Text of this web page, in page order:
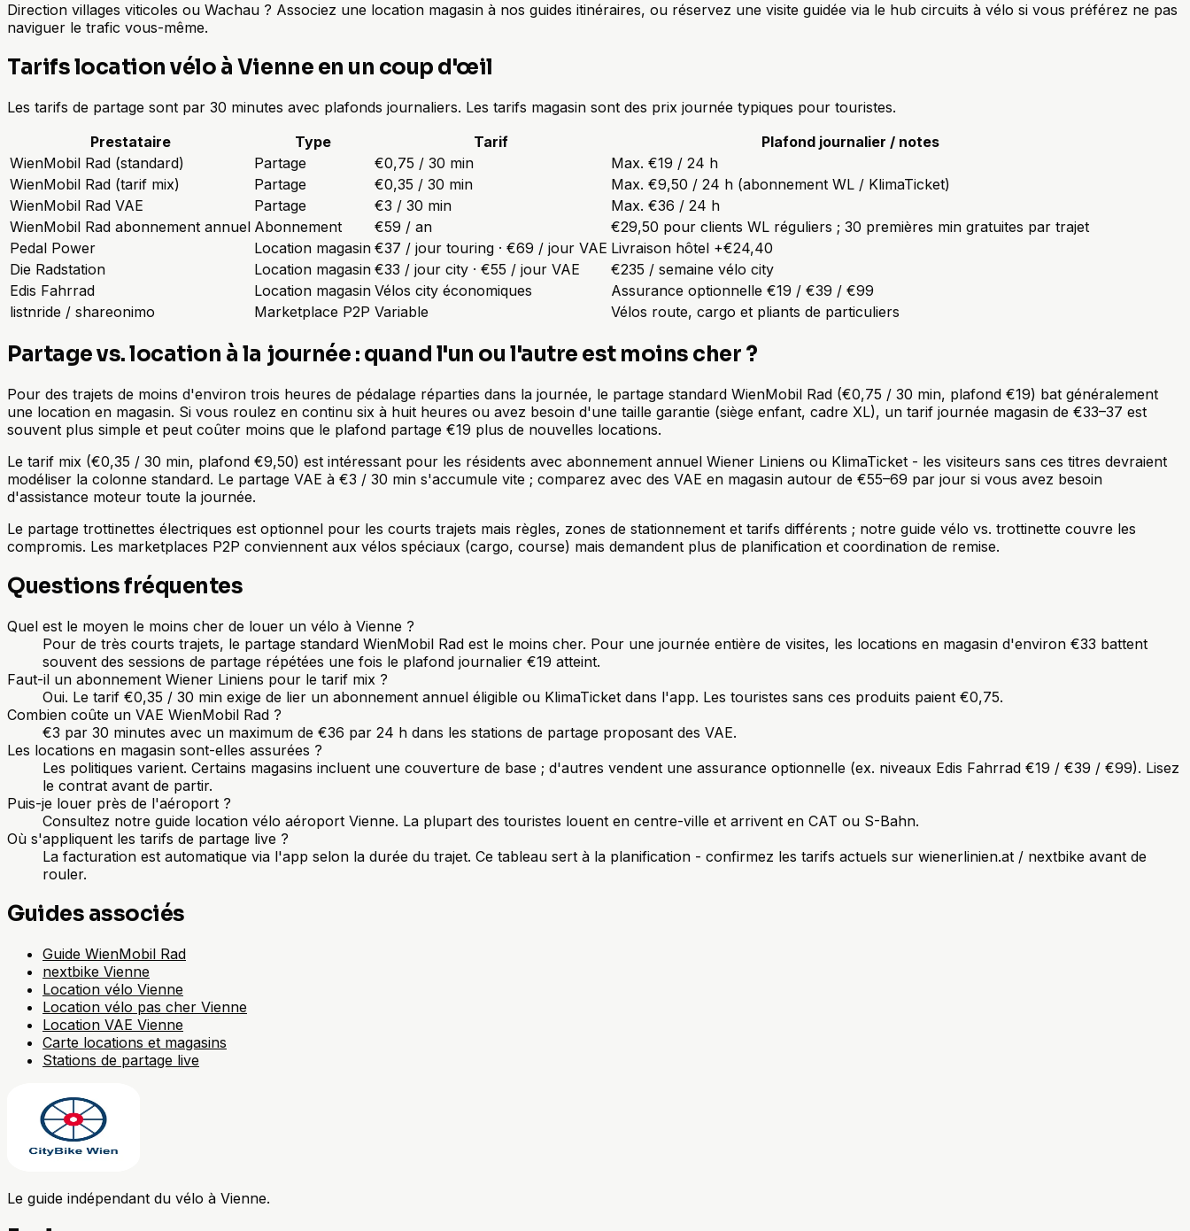
Direction villages viticoles ou Wachau ? Associez une location magasin à nos guides itinéraires, ou réservez une visite guidée via le hub circuits à vélo si vous préférez ne pas
naviguer le trafic vous-même.
Tarifs location vélo à Vienne en un coup d'œil
Les tarifs de partage sont par 30 minutes avec plafonds journaliers. Les tarifs magasin sont des prix journée typiques pour touristes.
Prestataire
Type Tarif
Plafond journalier / notes
WienMobil Rad (standard)
Partage €0,75 / 30 min
Max. €19 / 24 h
WienMobil Rad (tarif mix)
Partage €0,35 / 30 min
Max. €9,50 / 24 h (abonnement WL / KlimaTicket)
WienMobil Rad VAE
Partage €3 / 30 min
Max. €36 / 24 h
WienMobil Rad abonnement annuel Abonnement €59 / an
€29,50 pour clients WL réguliers ; 30 premières min gratuites par trajet
Pedal Power
Location magasin €37 / jour touring · €69 / jour VAE Livraison hôtel +€24,40
Die Radstation
Location magasin €33 / jour city · €55 / jour VAE
€235 / semaine vélo city
Edis Fahrrad
Location magasin Vélos city économiques
Assurance optionnelle €19 / €39 / €99
listnride / shareonimo
Marketplace P2P Variable Vélos route, cargo et pliants de particuliers
Partage vs. location à la journée : quand l'un ou l'autre est moins cher ?
Pour des trajets de moins d'environ trois heures de pédalage réparties dans la journée, le partage standard WienMobil Rad (€0,75 / 30 min, plafond €19) bat généralement
une location en magasin. Si vous roulez en continu six à huit heures ou avez besoin d'une taille garantie (siège enfant, cadre XL), un tarif journée magasin de €33–37 est
souvent plus simple et peut coûter moins que le plafond partage €19 plus de nouvelles locations.
Le tarif mix (€0,35 / 30 min, plafond €9,50) est intéressant pour les résidents avec abonnement annuel Wiener Liniens ou KlimaTicket - les visiteurs sans ces titres devraient
modéliser la colonne standard. Le partage VAE à €3 / 30 min s'accumule vite ; comparez avec des VAE en magasin autour de €55–69 par jour si vous avez besoin
d'assistance moteur toute la journée.
Le partage trottinettes électriques est optionnel pour les courts trajets mais règles, zones de stationnement et tarifs différents ; notre guide vélo vs. trottinette couvre les
compromis. Les marketplaces P2P conviennent aux vélos spéciaux (cargo, course) mais demandent plus de planification et coordination de remise.
Questions fréquentes
Quel est le moyen le moins cher de louer un vélo à Vienne ?
Pour de très courts trajets, le partage standard WienMobil Rad est le moins cher. Pour une journée entière de visites, les locations en magasin d'environ €33 battent
souvent des sessions de partage répétées une fois le plafond journalier €19 atteint.
Faut-il un abonnement Wiener Liniens pour le tarif mix ?
Oui. Le tarif €0,35 / 30 min exige de lier un abonnement annuel éligible ou KlimaTicket dans l'app. Les touristes sans ces produits paient €0,75.
Combien coûte un VAE WienMobil Rad ?
€3 par 30 minutes avec un maximum de €36 par 24 h dans les stations de partage proposant des VAE.
Les locations en magasin sont-elles assurées ?
Les politiques varient. Certains magasins incluent une couverture de base ; d'autres vendent une assurance optionnelle (ex. niveaux Edis Fahrrad €19 / €39 / €99). Lisez
le contrat avant de partir.
Puis-je louer près de l'aéroport ?
Consultez notre guide location vélo aéroport Vienne. La plupart des touristes louent en centre-ville et arrivent en CAT ou S-Bahn.
Où s'appliquent les tarifs de partage live ?
La facturation est automatique via l'app selon la durée du trajet. Ce tableau sert à la planification - confirmez les tarifs actuels sur wienerlinien.at / nextbike avant de
rouler.
Guides associés
Guide WienMobil Rad
nextbike Vienne
Location vélo Vienne
Location vélo pas cher Vienne
Location VAE Vienne
Carte locations et magasins
Stations de partage live
Le guide indépendant du vélo à Vienne.